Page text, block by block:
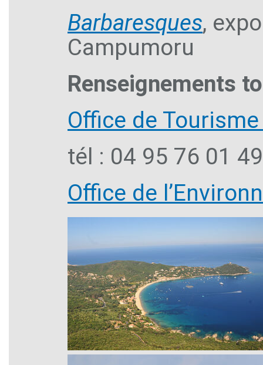
Barbaresques,
Campumoru
Renseignements
Office de
tél : 04 95 76 01
Office de